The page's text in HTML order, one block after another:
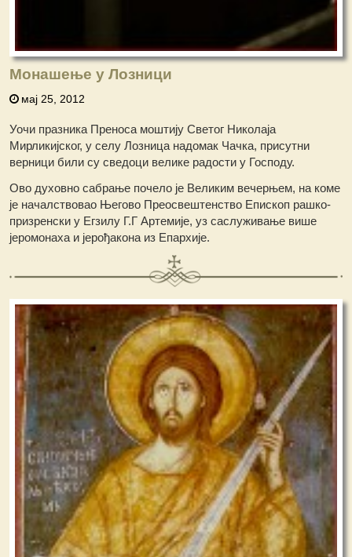
Монашење у Лозници
мај 25, 2012
Уочи празника Преноса моштију Светог Николаја
Мирликијског, у селу Лозница надомак Чачка, присутни
верници били су сведоци велике радости у Господу.
Ово духовно сабрање почело је Великим вечерњем, на коме
је началствовао Његово Преосвештенство Епископ рашко-
призренски у Егзилу Г.Г Артемије, уз саслуживање више
јеромонаха и јерођакона из Епархије.